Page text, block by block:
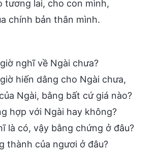
tương lai, cho con mình,
chính bản thân mình.
nghĩ về Ngài chưa?
hiến dâng cho Ngài chưa,
Ngài, bằng bất cứ giá nào?
hợp với Ngài hay không?
là có, vậy bằng chứng ở đâu?
thành của ngươi ở đâu?